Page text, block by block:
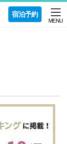
宿泊予約
MENU